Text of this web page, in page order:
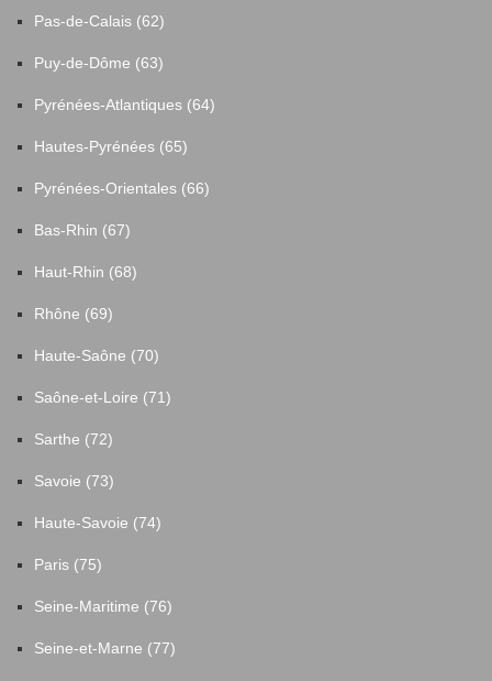
Pas-de-Calais (62)
Puy-de-Dôme (63)
Pyrénées-Atlantiques (64)
Hautes-Pyrénées (65)
Pyrénées-Orientales (66)
Bas-Rhin (67)
Haut-Rhin (68)
Rhône (69)
Haute-Saône (70)
Saône-et-Loire (71)
Sarthe (72)
Savoie (73)
Haute-Savoie (74)
Paris (75)
Seine-Maritime (76)
Seine-et-Marne (77)